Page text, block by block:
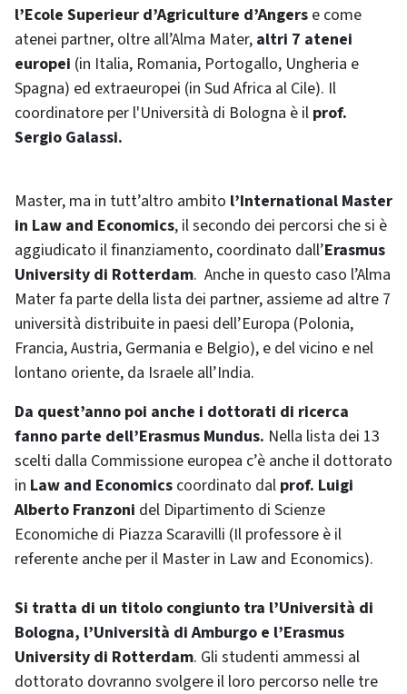
l’Ecole Superieur d’Agriculture d’Angers e come
atenei partner, oltre all’Alma Mater, altri 7 atenei
europei (in Italia, Romania, Portogallo, Ungheria e
Spagna) ed extraeuropei (in Sud Africa al Cile). Il
coordinatore per l'Università di Bologna è il prof.
Sergio Galassi.
Master, ma in tutt’altro ambito l’International Master
in Law and Economics, il secondo dei percorsi che si è
aggiudicato il finanziamento, coordinato dall’Erasmus
University di Rotterdam. Anche in questo caso l’Alma
Mater fa parte della lista dei partner, assieme ad altre 7
università distribuite in paesi dell’Europa (Polonia,
Francia, Austria, Germania e Belgio), e del vicino e nel
lontano oriente, da Israele all’India.
Da quest’anno poi anche i dottorati di ricerca
fanno parte dell’Erasmus Mundus. Nella lista dei 13
scelti dalla Commissione europea c’è anche il dottorato
in Law and Economics coordinato dal prof. Luigi
Alberto Franzoni del Dipartimento di Scienze
Economiche di Piazza Scaravilli (Il professore è il
referente anche per il Master in Law and Economics).
Si tratta di un titolo congiunto tra l’Università di
Bologna, l’Università di Amburgo e l’Erasmus
University di Rotterdam. Gli studenti ammessi al
dottorato dovranno svolgere il loro percorso nelle tre